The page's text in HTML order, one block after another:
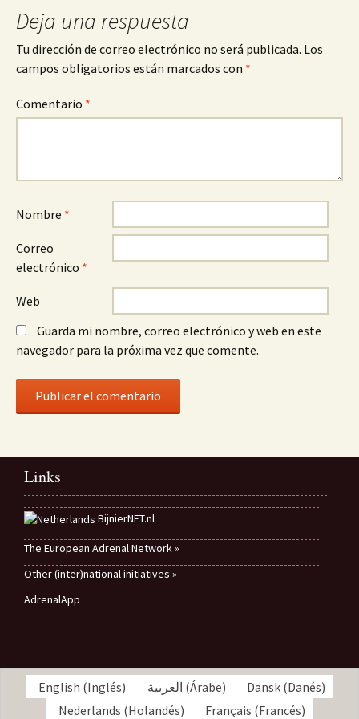
Deja una respuesta
Tu dirección de correo electrónico no será publicada. Los
campos obligatorios están marcados con *
Comentario *
Nombre *
Correo
electrónico *
Web
Guarda mi nombre, correo electrónico y web en este
navegador para la próxima vez que comente.
Links
BijnierNET.nl
The European Adrenal Network »
Other (inter)national initiatives »
AdrenalApp
English (Inglés) العربية (Árabe) Dansk (Danés)
Nederlands (Holandés) Français (Francés)